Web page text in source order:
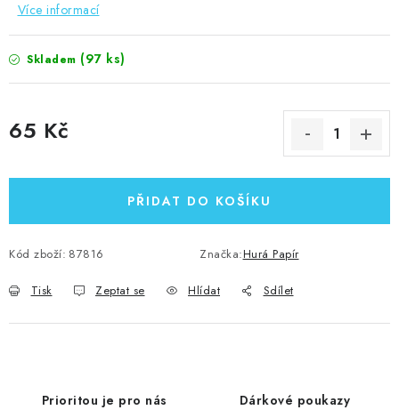
Více informací
Skladem (97 ks)
65 Kč
PŘIDAT DO KOŠÍKU
Kód zboží: 87816 Značka:Hurá Papír
Tisk Zeptat se Hlídat Sdílet
Prioritou je pro nás Dárkové poukazy